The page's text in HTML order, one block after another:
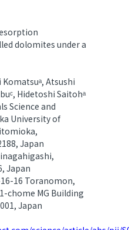
dolomites under a
Komatsuᵃ, Atsushi
ᶜ, Hidetoshi Saitohᵃ
Science and
University of
Japan
Japan
16 Toranomon,
chome MG Building
Japan